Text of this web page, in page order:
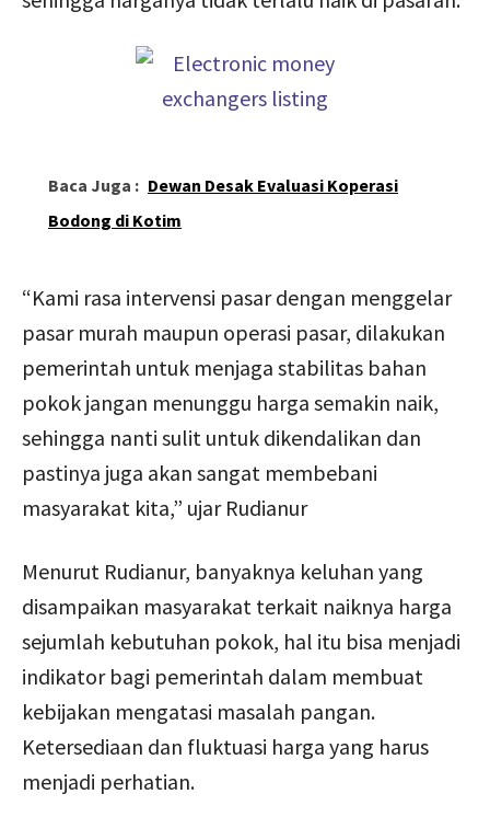
Baca Juga : Dewan Desak Evaluasi Koperasi
Bodong di Kotim
“Kami rasa intervensi pasar dengan menggelar
pasar murah maupun operasi pasar, dilakukan
pemerintah untuk menjaga stabilitas bahan
pokok jangan menunggu harga semakin naik,
sehingga nanti sulit untuk dikendalikan dan
pastinya juga akan sangat membebani
masyarakat kita,” ujar Rudianur
Menurut Rudianur, banyaknya keluhan yang
disampaikan masyarakat terkait naiknya harga
sejumlah kebutuhan pokok, hal itu bisa menjadi
indikator bagi pemerintah dalam membuat
kebijakan mengatasi masalah pangan.
Ketersediaan dan fluktuasi harga yang harus
menjadi perhatian.